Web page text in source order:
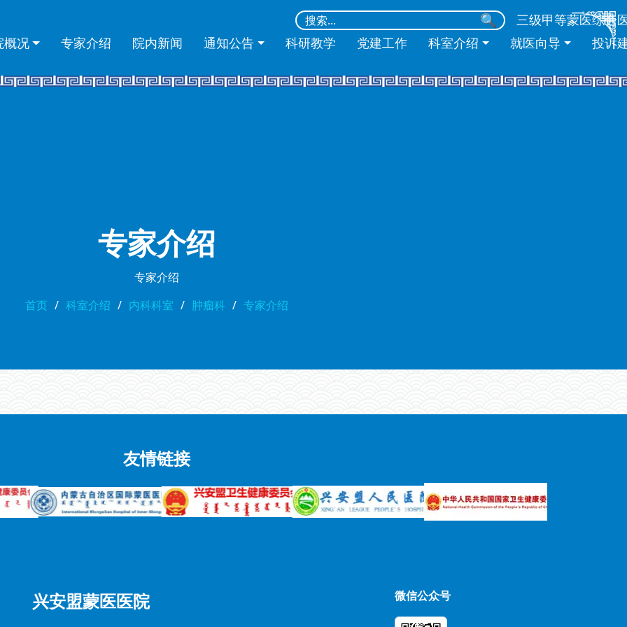
🔍 三级甲等蒙医综合
概况 专家介绍 院内新闻 通知公告 科研教学 党建工作 科室介绍 就医向导 投诉
专家介绍
专家介绍
首页
科室介绍 内科科室 肿瘤科 专家介绍
友情链接
兴安盟蒙医医院 微信公众号